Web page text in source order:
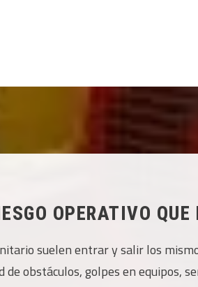
OPERATIVO
suelen entrar y salir los
obstáculos, golpes en equipos,